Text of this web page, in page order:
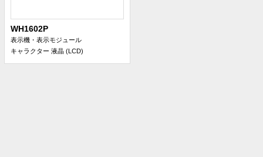
WH1602P
表示機・表示モジュール
キャラクター 液晶 (LCD)